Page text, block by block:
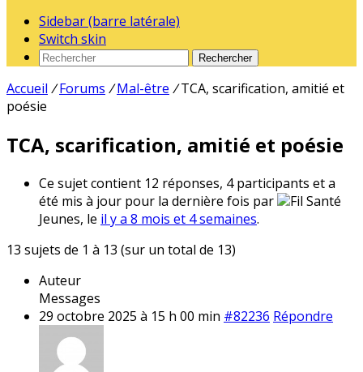
Sidebar (barre latérale)
Switch skin
Rechercher
Accueil / Forums / Mal-être / TCA, scarification, amitié et
poésie
TCA, scarification, amitié et poésie
Ce sujet contient 12 réponses, 4 participants et a
été mis à jour pour la dernière fois par
Fil Santé
Jeunes, le il y a 8 mois et 4 semaines.
13 sujets de 1 à 13 (sur un total de 13)
Auteur
Messages
29 octobre 2025 à 15 h 00 min #82236 Répondre